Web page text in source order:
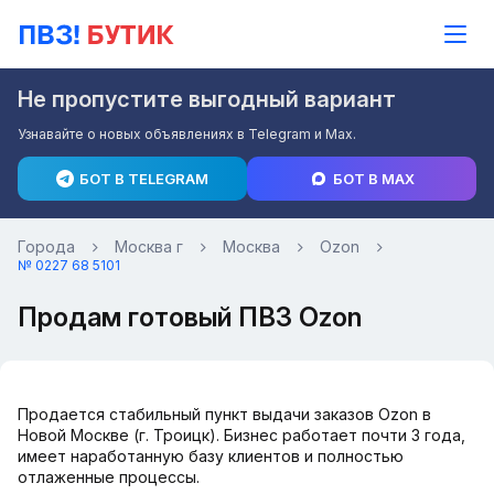
Не пропустите выгодный вариант
Узнавайте о новых объявлениях в Telegram и Max.
БОТ В TELEGRAM БОТ В MAX
Города Москва г Москва Ozon
№ 0227 68 5101
Продам готовый ПВЗ Ozon
Продается стабильный пункт выдачи заказов Ozon в
Новой Москве (г. Троицк). Бизнес работает почти 3 года,
имеет наработанную базу клиентов и полностью
отлаженные процессы.